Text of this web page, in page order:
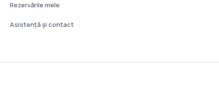
Rezervările mele
Asistenţă şi contact